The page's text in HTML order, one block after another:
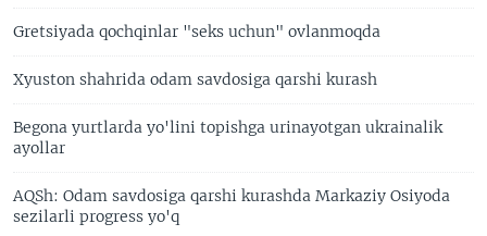
Gretsiyada qochqinlar "seks uchun" ovlanmoqda
Xyuston shahrida odam savdosiga qarshi kurash
Begona yurtlarda yo'lini topishga urinayotgan ukrainalik
ayollar
AQSh: Odam savdosiga qarshi kurashda Markaziy Osiyoda
sezilarli progress yo'q